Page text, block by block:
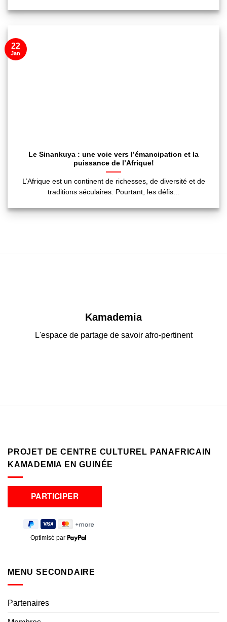
Le Sinankuya : une voie vers l’émancipation et la
puissance de l’Afrique!
L’Afrique est un continent de richesses, de diversité et de
traditions séculaires. Pourtant, les défis...
22
Jan
Kamademia
L'espace de partage de savoir afro-pertinent
PROJET DE CENTRE CULTUREL PANAFRICAIN
KAMADEMIA EN GUINÉE
Optimisé par
MENU SECONDAIRE
Partenaires